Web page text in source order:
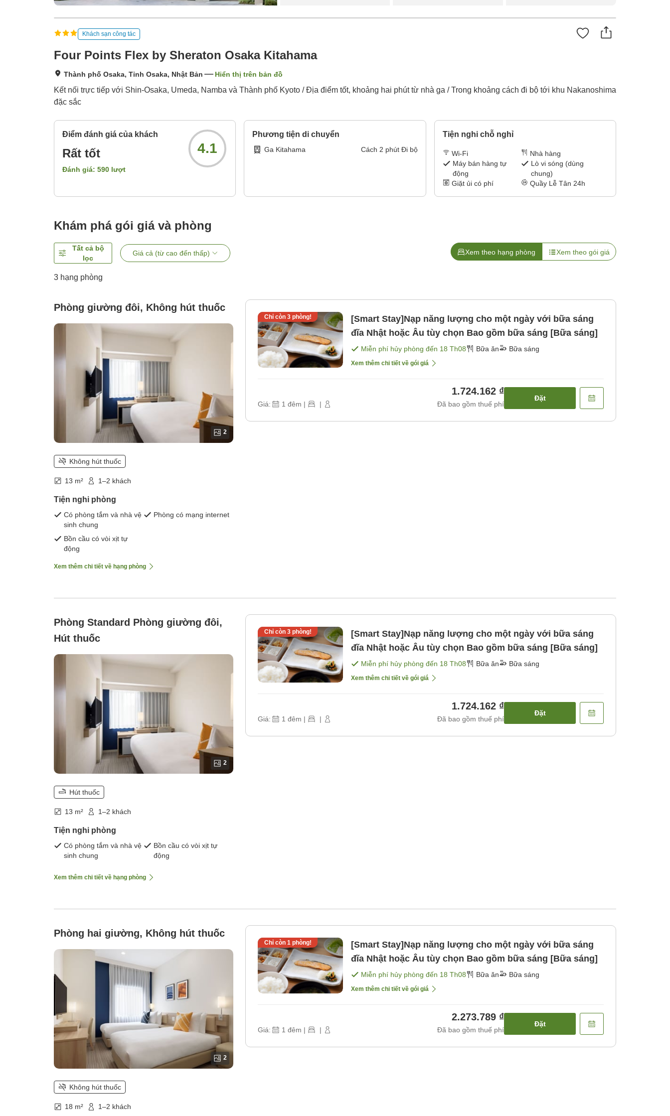
Khách sạn công tác
Four Points Flex by Sheraton Osaka Kitahama
Thành phố Osaka, Tỉnh Osaka, Nhật Bản Hiển thị trên bản đồ
Kết nối trực tiếp với Shin-Osaka, Umeda, Namba và Thành phố Kyoto / Địa điểm tốt, khoảng hai phút từ nhà ga / Trong khoảng cách đi bộ tới khu Nakanoshima
đặc sắc
Điểm đánh giá của khách
Rất tốt
Đánh giá: 590 lượt
4.1
Phương tiện di chuyển
Ga Kitahama Cách 2 phút Đi bộ
Tiện nghi chỗ nghỉ
Wi-Fi
Nhà hàng
Máy bán hàng tự
động
Lò vi sóng (dùng
chung)
Giặt ủi có phí
Quầy Lễ Tân 24h
Khám phá gói giá và phòng
Tất cả bộ
lọc
Giá cả (từ cao đến thấp) Xem theo hạng phòng Xem theo gói giá
3 hạng phòng
Phòng giường đôi, Không hút thuốc
2
Không hút thuốc
13 m² 1–2 khách
Tiện nghi phòng
Có phòng tắm và nhà vệ
sinh chung
Phòng có mạng internet
Bồn cầu có vòi xịt tự
động
Xem thêm chi tiết về hạng phòng
Chỉ còn 3phòng!
[Smart Stay]Nạp năng lượng cho một ngày với bữa sáng
đĩa Nhật hoặc Âu tùy chọn Bao gồm bữa sáng [Bữa sáng]
Miễn phí hủy phòng đến 18 Th08 Bữa ăn Bữa sáng
Xem thêm chi tiết về gói giá
Giá: 1 đêm | |
1.724.162 ₫
Đã bao gồm thuế phí
Đặt
Phòng Standard Phòng giường đôi,
Hút thuốc
2
Hút thuốc
13 m² 1–2 khách
Tiện nghi phòng
Có phòng tắm và nhà vệ
sinh chung
Bồn cầu có vòi xịt tự
động
Xem thêm chi tiết về hạng phòng
Chỉ còn 3phòng!
[Smart Stay]Nạp năng lượng cho một ngày với bữa sáng
đĩa Nhật hoặc Âu tùy chọn Bao gồm bữa sáng [Bữa sáng]
Miễn phí hủy phòng đến 18 Th08 Bữa ăn Bữa sáng
Xem thêm chi tiết về gói giá
Giá: 1 đêm | |
1.724.162 ₫
Đã bao gồm thuế phí
Đặt
Phòng hai giường, Không hút thuốc
2
Không hút thuốc
18 m² 1–2 khách
Chỉ còn 1phòng!
[Smart Stay]Nạp năng lượng cho một ngày với bữa sáng
đĩa Nhật hoặc Âu tùy chọn Bao gồm bữa sáng [Bữa sáng]
Miễn phí hủy phòng đến 18 Th08 Bữa ăn Bữa sáng
Xem thêm chi tiết về gói giá
Giá: 1 đêm | |
2.273.789 ₫
Đã bao gồm thuế phí
Đặt